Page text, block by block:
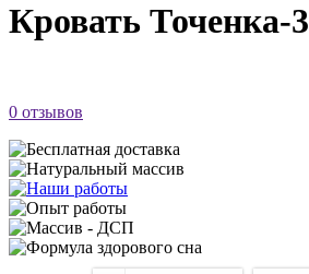
Кровать Точенка-3
0 отзывов